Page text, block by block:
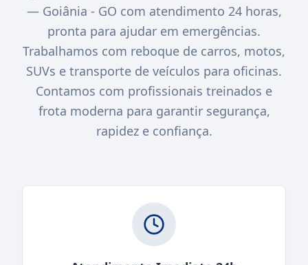
— Goiânia - GO com atendimento 24 horas,
pronta para ajudar em emergências.
Trabalhamos com reboque de carros, motos,
SUVs e transporte de veículos para oficinas.
Contamos com profissionais treinados e
frota moderna para garantir segurança,
rapidez e confiança.